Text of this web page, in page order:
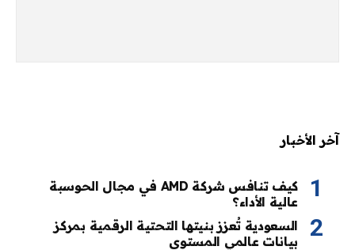
آخر الأخبار
كيف تنافس شركة AMD في مجال الحوسبة
عالية الأداء؟
السعودية تُعزز بنيتها التحتية الرقمية بمركز
بيانات عالمي المستوى